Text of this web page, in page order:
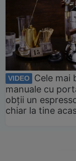
VIDEO
Cele mai
manuale cu
obții un
chiar la tine